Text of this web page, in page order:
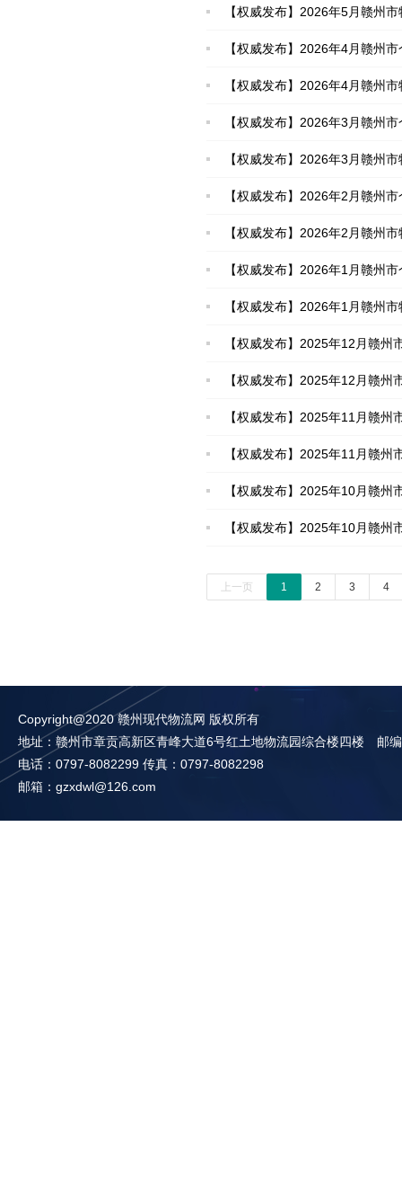
【权威发布】2026年5月赣州
【权威发布】2026年4月赣州
【权威发布】2026年4月赣州
【权威发布】2026年3月赣州
【权威发布】2026年3月赣州
【权威发布】2026年2月赣州
【权威发布】2026年2月赣州
【权威发布】2026年1月赣州
【权威发布】2026年1月赣州
【权威发布】2025年12月赣州
【权威发布】2025年12月赣州
【权威发布】2025年11月赣州
【权威发布】2025年11月赣州
【权威发布】2025年10月赣州
【权威发布】2025年10月赣州
上一页 1 2 3 4
Copyright@2020 赣州现代物流网 版权所有
地址：赣州市章贡高新区青峰大道6号红土地物流园综合楼四楼 邮
电话：0797-8082299 传真：0797-8082298
邮箱：gzxdwl@126.com